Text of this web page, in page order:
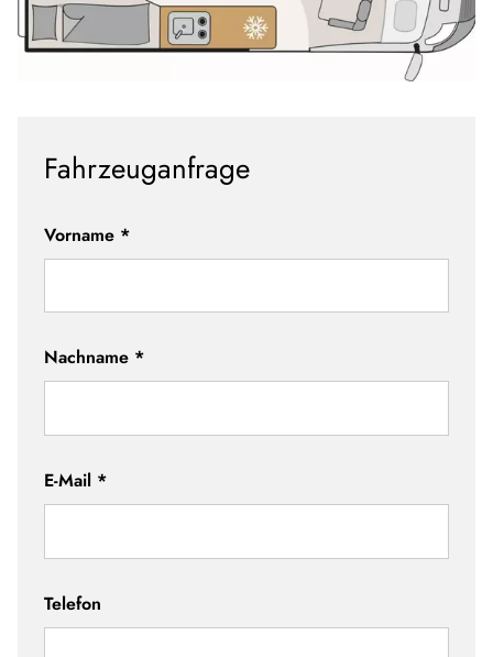
Fahrzeuganfrage
Vorname *
Nachname *
E-Mail *
Telefon